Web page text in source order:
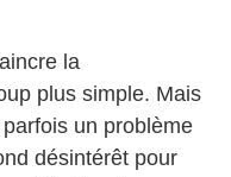
la
plus simple. Mais
parfois un problème
désintérêt pour